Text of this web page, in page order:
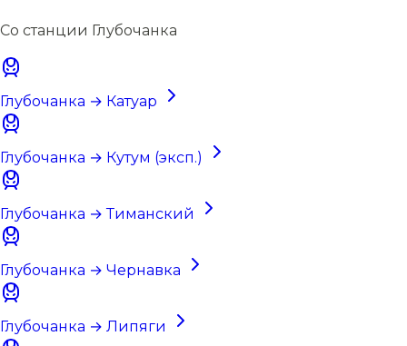
Со станции Глубочанка
Глубочанка → Катуар
Глубочанка → Кутум (эксп.)
Глубочанка → Тиманский
Глубочанка → Чернавка
Глубочанка → Липяги